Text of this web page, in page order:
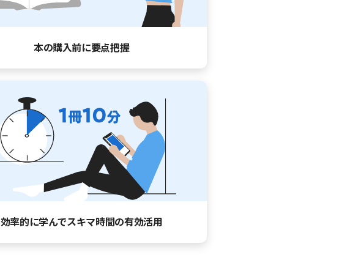
本の購入前に要点把握
効率的に学んでスキマ時間の有効活用